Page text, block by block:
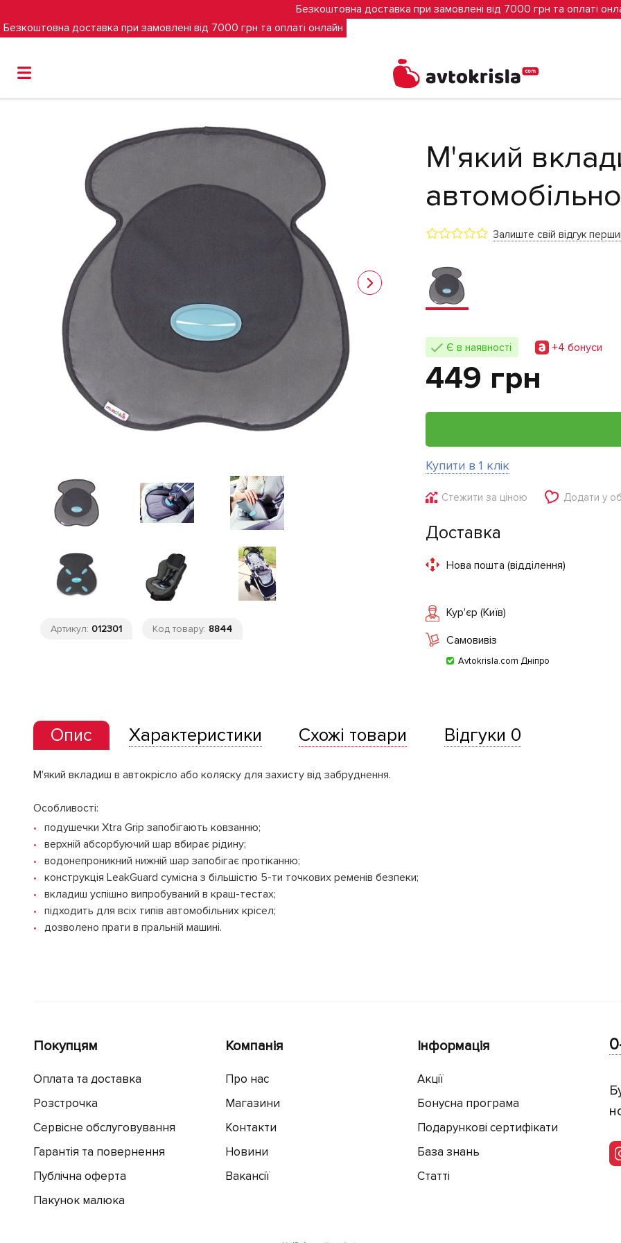
Безкоштовна доставка при замовлені від 7000 грн та оплаті
Безкоштовна доставка при замовлені від 7000 грн та оплаті онлайн
Артикул: 012301 Код товару: 8844
М'який
Залиште свій відгук
Є в наявності +4 бонуси
449 грн
Купити в 1 клік
Стежити за ціною Додати у
Доставка
Нова пошта (відділення)
Кур'єр (Київ)
Самовивіз
Avtokrisla.com Дніпро
Опис Характеристики Схожі товари Відгуки 0
М'який вкладиш в автокрісло або коляску для захисту від забруднення.
Особливості:
подушечки Xtra Grip запобігають ковзанню;
верхній абсорбуючий шар вбирає рідину;
водонепроникний нижній шар запобігає протіканню;
конструкція LeakGuard сумісна з більшістю 5-ти точкових ременів безпеки;
вкладиш успішно випробуваний в краш-тестах;
підходить для всіх типів автомобільних крісел;
дозволено прати в пральній машині.
Покупцям
Оплата та доставка
Розстрочка
Сервісне обслуговування
Гарантія та повернення
Публічна оферта
Пакунок малюка
Компанія
Про нас
Магазини
Контакти
Новини
Вакансії
Інформація
Акції
Бонусна програма
Подарункові сертифікати
База знань
Статті